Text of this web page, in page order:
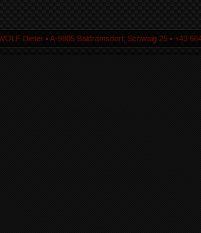
Dieter ▪ A-9805 Baldramsdorf, Schwaig 25 ▪ +43